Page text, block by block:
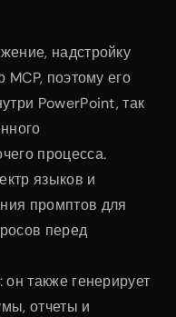
надстройку
MCP, поэтому его
PowerPoint, так
процесса.
языков и
промптов для
перед
также генерирует
отчеты и